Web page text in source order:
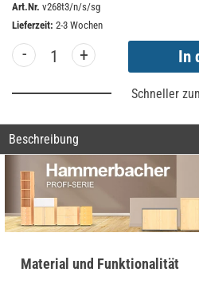
Art.Nr. v268t3/n/s/sg
Lieferzeit: 2-3 Wochen
- +
Schneller
Beschreibung
Material und Funktionalität